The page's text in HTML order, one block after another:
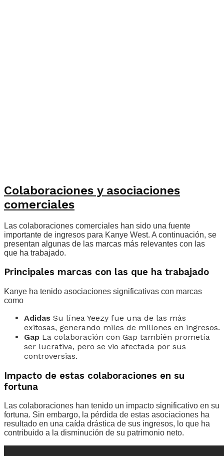
Colaboraciones y asociaciones
comerciales
Las colaboraciones comerciales han sido una fuente
importante de ingresos para Kanye West. A continuación, se
presentan algunas de las marcas más relevantes con las
que ha trabajado.
Principales marcas con las que ha trabajado
Kanye ha tenido asociaciones significativas con marcas
como
Adidas Su línea Yeezy fue una de las más
exitosas, generando miles de millones en ingresos.
Gap La colaboración con Gap también prometía
ser lucrativa, pero se vio afectada por sus
controversias.
Impacto de estas colaboraciones en su
fortuna
Las colaboraciones han tenido un impacto significativo en su
fortuna. Sin embargo, la pérdida de estas asociaciones ha
resultado en una caída drástica de sus ingresos, lo que ha
contribuido a la disminución de su patrimonio neto.